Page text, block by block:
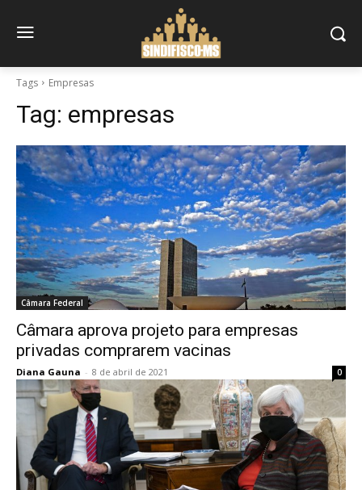
Tags Empresas
Tag: empresas
Câmara Federal
Câmara aprova projeto para empresas
privadas comprarem vacinas
Diana Gauna - 8 de abril de 2021 0